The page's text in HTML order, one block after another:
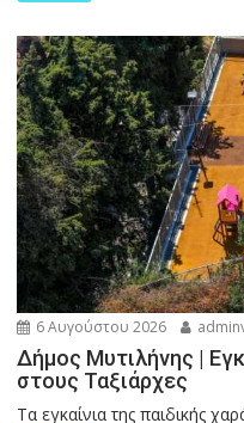
6 Αυγούστου 2026
Δήμος Μυτιλήνης |
στους Ταξιάρχες
Tα εγκαίνια της παιδικής